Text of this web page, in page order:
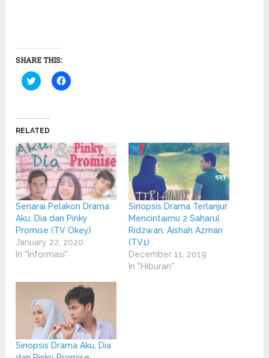
SHARE THIS:
Click
to
(Opens
in
new
window)
Click
to
window)
RELATED
Senarai Pelakon Drama
Aku, Dia dan Pinky
Promise (TV Okey)
January 22, 2020
In "Informasi"
Sinopsis Drama Terlanjur
Mencintaimu 2 Saharul
Ridzwan, Aishah Azman
(TV1)
December 11, 2019
In "Hiburan"
Sinopsis Drama Aku, Dia